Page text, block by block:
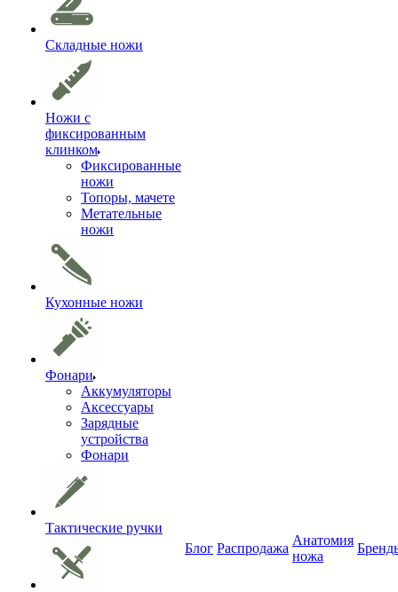
Складные ножи
Ножи с
фиксированным
клинком
Фиксированные
ножи
Топоры, мачете
Метательные
ножи
Кухонные ножи
Фонари
Аккумуляторы
Аксессуары
Зарядные
устройства
Фонари
Тактические ручки
Блог Распродажа
Анатомия
ножа